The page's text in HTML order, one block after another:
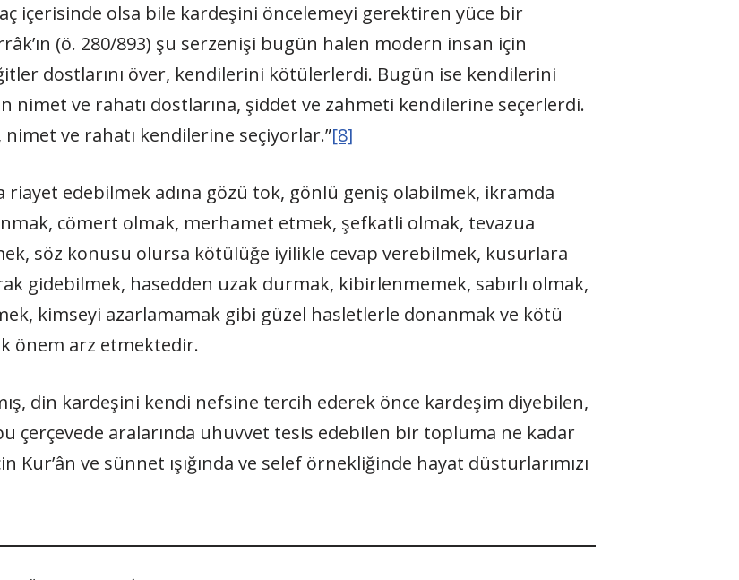
içerisinde olsa bile kardeşini öncelemeyi gerektiren yüce bir
(ö. 280/893) şu serzenişi bugün halen modern insan için
dostlarını över, kendilerini kötülerlerdi. Bugün ise kendilerini
nimet ve rahatı dostlarına, şiddet ve zahmeti kendilerine seçerlerdi.
ve rahatı kendilerine seçiyorlar.”[8]
riayet edebilmek adına gözü tok, gönlü geniş olabilmek, ikramda
cömert olmak, merhamet etmek, şefkatli olmak, tevazua
söz konusu olursa kötülüğe iyilikle cevap verebilmek, kusurlara
gidebilmek, hasedden uzak durmak, kibirlenmemek, sabırlı olmak,
kimseyi azarlamamak gibi güzel hasletlerle donanmak ve kötü
önem arz etmektedir.
din kardeşini kendi nefsine tercih ederek önce kardeşim diyebilen,
çerçevede aralarında uhuvvet tesis edebilen bir topluma ne kadar
Kur’ân ve sünnet ışığında ve selef örnekliğinde hayat düsturlarımızı